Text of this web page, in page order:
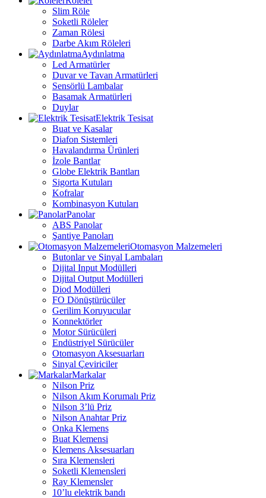
Slim Röle
Soketli Röleler
Zaman Rölesi
Darbe Akım Röleleri
Aydınlatma
Led Armatürler
Duvar ve Tavan Armatürleri
Sensörlü Lambalar
Basamak Armatürleri
Duylar
Elektrik Tesisat
Buat ve Kasalar
Diafon Sistemleri
Havalandırma Ürünleri
İzole Bantlar
Globe Elektrik Bantları
Sigorta Kutuları
Kofralar
Kombinasyon Kutuları
Panolar
ABS Panolar
Şantiye Panoları
Otomasyon Malzemeleri
Butonlar ve Sinyal Lambaları
Dijital Input Modülleri
Dijital Output Modülleri
Diod Modülleri
FO Dönüştürücüler
Gerilim Koruyucular
Konnektörler
Motor Sürücüleri
Endüstriyel Sürücüler
Otomasyon Aksesuarları
Sinyal Çeviriciler
Markalar
Nilson Priz
Nilson Akım Korumalı Priz
Nilson 3’lü Priz
Nilson Anahtar Priz
Onka Klemens
Buat Klemensi
Klemens Aksesuarları
Sıra Klemensleri
Soketli Klemensleri
Ray Klemensler
10’lu elektrik bandı